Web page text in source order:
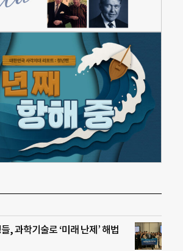
, 과학기술로 ‘미래 난제’ 해법